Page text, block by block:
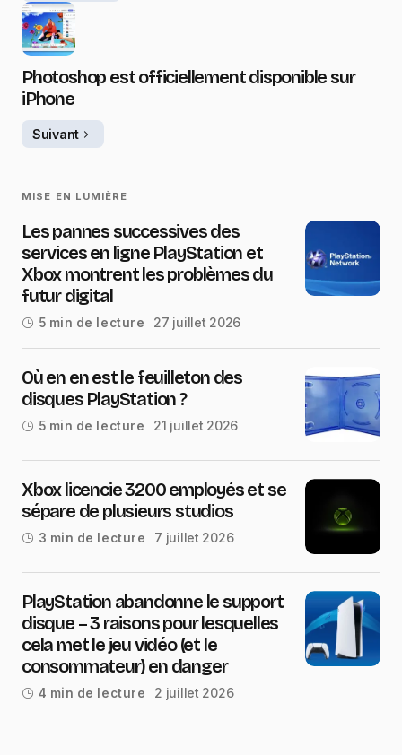
Photoshop est officiellement disponible sur
iPhone
Suivant
MISE EN LUMIÈRE
Les pannes successives des
services en ligne PlayStation et
Xbox montrent les problèmes du
futur digital
5 min de lecture 27 juillet 2026
Où en en est le feuilleton des
disques PlayStation ?
5 min de lecture 21 juillet 2026
Xbox licencie 3200 employés et se
sépare de plusieurs studios
3 min de lecture 7 juillet 2026
PlayStation abandonne le support
disque – 3 raisons pour lesquelles
cela met le jeu vidéo (et le
consommateur) en danger
4 min de lecture 2 juillet 2026